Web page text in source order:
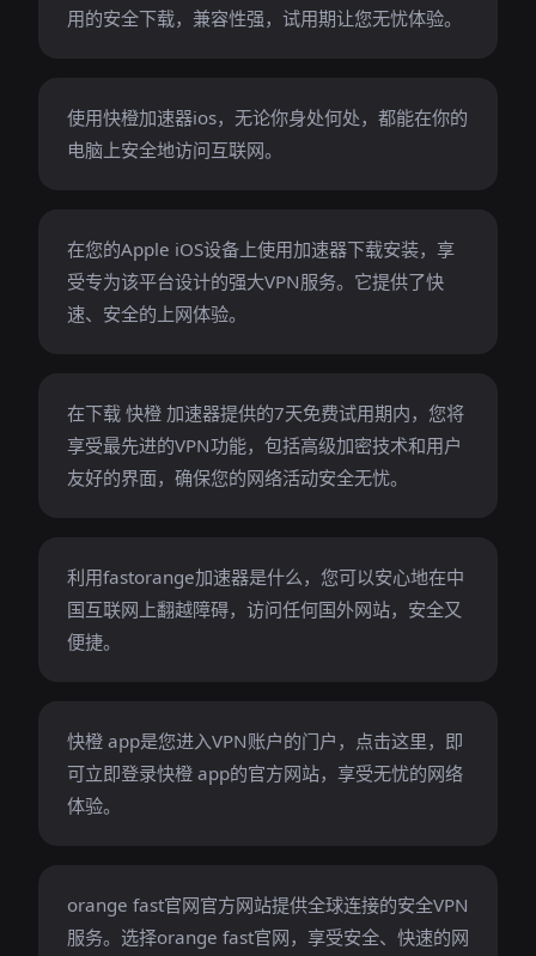
用的安全下载，兼容性强，试用期让您无忧体验。
使用快橙加速器ios，无论你身处何处，都能在你的
电脑上安全地访问互联网。
在您的Apple iOS设备上使用加速器下载安装，享
受专为该平台设计的强大VPN服务。它提供了快
速、安全的上网体验。
在下载 快橙 加速器提供的7天免费试用期内，您将
享受最先进的VPN功能，包括高级加密技术和用户
友好的界面，确保您的网络活动安全无忧。
利用fastorange加速器是什么，您可以安心地在中
国互联网上翻越障碍，访问任何国外网站，安全又
便捷。
快橙 app是您进入VPN账户的门户，点击这里，即
可立即登录快橙 app的官方网站，享受无忧的网络
体验。
orange fast官网官方网站提供全球连接的安全VPN
服务。选择orange fast官网，享受安全、快速的网